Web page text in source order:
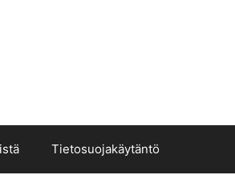
Tietosuojakäytäntö